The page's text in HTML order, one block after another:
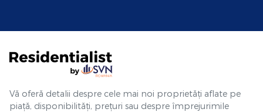
Vă oferă detalii despre cele mai noi proprietăți aflate pe
piață, disponibilități, prețuri sau despre împrejurimile